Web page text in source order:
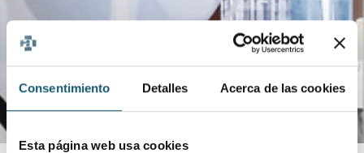
Consentimiento Detalles Acerca de las cookies
Esta página web usa cookies
Calibraciones